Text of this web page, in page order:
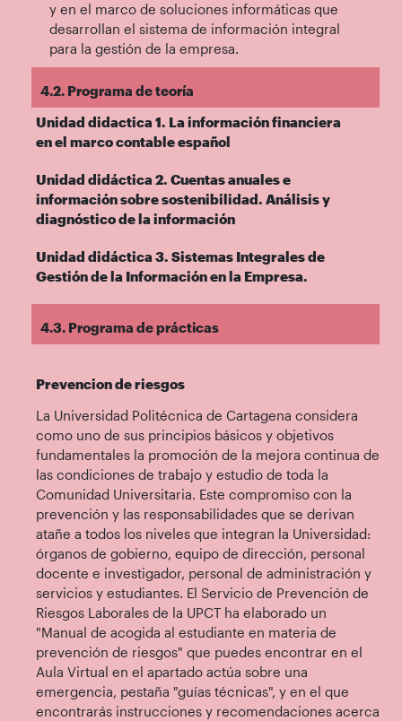
y en el marco de soluciones informáticas que
desarrollan el sistema de información integral
para la gestión de la empresa.
4.2. Programa de teoría
Unidad didactica 1. La información financiera
en el marco contable español
Unidad didáctica 2. Cuentas anuales e
información sobre sostenibilidad. Análisis y
diagnóstico de la información
Unidad didáctica 3. Sistemas Integrales de
Gestión de la Información en la Empresa.
4.3. Programa de prácticas
Prevencion de riesgos
La Universidad Politécnica de Cartagena considera
como uno de sus principios básicos y objetivos
fundamentales la promoción de la mejora continua de
las condiciones de trabajo y estudio de toda la
Comunidad Universitaria. Este compromiso con la
prevención y las responsabilidades que se derivan
atañe a todos los niveles que integran la Universidad:
órganos de gobierno, equipo de dirección, personal
docente e investigador, personal de administración y
servicios y estudiantes. El Servicio de Prevención de
Riesgos Laborales de la UPCT ha elaborado un
"Manual de acogida al estudiante en materia de
prevención de riesgos" que puedes encontrar en el
Aula Virtual en el apartado actúa sobre una
emergencia, pestaña "guías técnicas", y en el que
encontrarás instrucciones y recomendaciones acerca